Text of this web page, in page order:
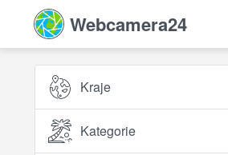
Webcamera24
Kraje
Kategorie